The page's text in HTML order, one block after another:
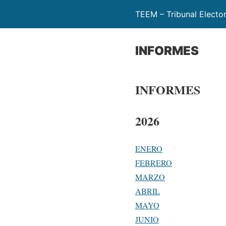
TEEM – Tribunal
INFORMES
INFORMES
2026
ENERO
FEBRERO
MARZO
ABRIL
MAYO
JUNIO